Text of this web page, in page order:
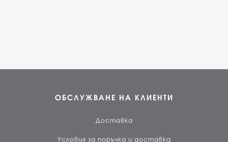
ОБСЛУЖВАНЕ НА КЛИЕНТИ
Доставка
Условия за поръчка и доставка